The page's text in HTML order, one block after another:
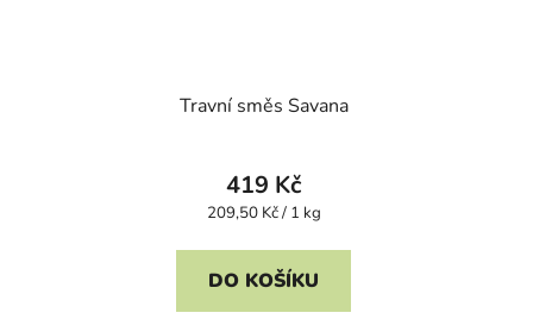
Travní směs Savana
419 Kč
Měrná
209,50 Kč / 1 kg
DO KOŠÍKU